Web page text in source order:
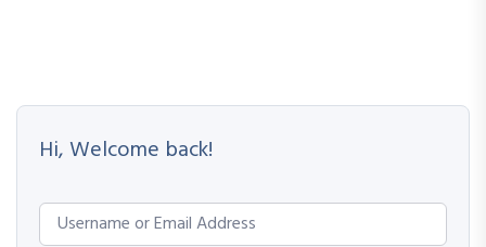
Hi, Welcome back!